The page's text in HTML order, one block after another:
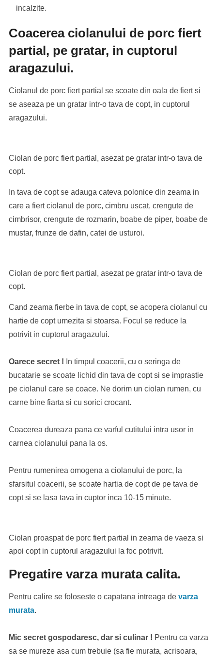
incalzite.
Coacerea ciolanului de porc fiert
partial, pe gratar, in cuptorul
aragazului.
Ciolanul de porc fiert partial se scoate din oala de fiert si
se aseaza pe un gratar intr-o tava de copt, in cuptorul
aragazului.
Ciolan de porc fiert partial, asezat pe gratar intr-o tava de
copt.
In tava de copt se adauga cateva polonice din zeama in
care a fiert ciolanul de porc, cimbru uscat, crengute de
cimbrisor, crengute de rozmarin, boabe de piper, boabe de
mustar, frunze de dafin, catei de usturoi.
Ciolan de porc fiert partial, asezat pe gratar intr-o tava de
copt.
Cand zeama fierbe in tava de copt, se acopera ciolanul cu
hartie de copt umezita si stoarsa. Focul se reduce la
potrivit in cuptorul aragazului.
Oarece secret ! In timpul coacerii, cu o seringa de
bucatarie se scoate lichid din tava de copt si se imprastie
pe ciolanul care se coace. Ne dorim un ciolan rumen, cu
carne bine fiarta si cu sorici crocant.
Coacerea dureaza pana ce varful cutitului intra usor in
carnea ciolanului pana la os.
Pentru rumenirea omogena a ciolanului de porc, la
sfarsitul coacerii, se scoate hartia de copt de pe tava de
copt si se lasa tava in cuptor inca 10-15 minute.
Ciolan proaspat de porc fiert partial in zeama de vaeza si
apoi copt in cuptorul aragazului la foc potrivit.
Pregatire varza murata calita.
Pentru calire se foloseste o capatana intreaga de varza
murata.
Mic secret gospodaresc, dar si culinar ! Pentru ca varza
sa se mureze asa cum trebuie (sa fie murata, acrisoara,